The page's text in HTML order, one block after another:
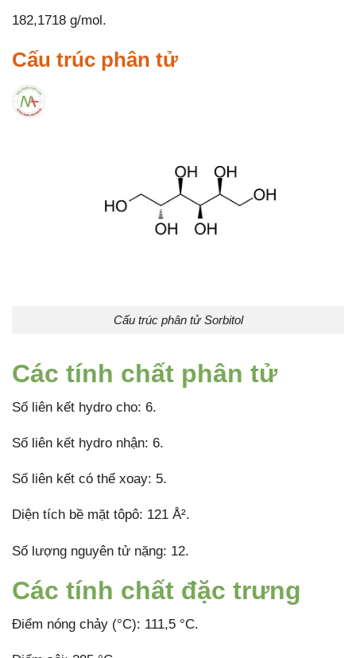
182,1718 g/mol.
Cấu trúc phân tử
Cấu trúc phân tử Sorbitol
Các tính chất phân tử
Số liên kết hydro cho: 6.
Số liên kết hydro nhận: 6.
Số liên kết có thể xoay: 5.
Diện tích bề mặt tôpô: 121 Å².
Số lượng nguyên tử nặng: 12.
Các tính chất đặc trưng
Điểm nóng chảy (°C): 111,5 °C.